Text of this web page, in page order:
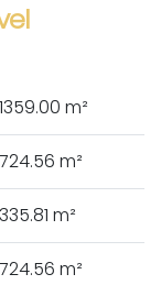
1359.00 m²
724.56 m²
335.81 m²
724.56 m²